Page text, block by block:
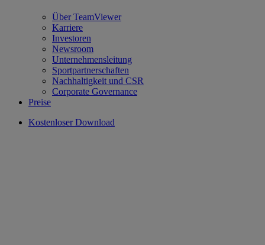
Über TeamViewer
Karriere
Investoren
Newsroom
Unternehmensleitung
Sportpartnerschaften
Nachhaltigkeit und CSR
Corporate Governance
Preise
Kostenloser Download